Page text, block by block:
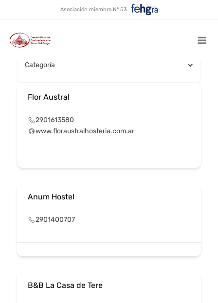
contenido
Asociación miembro N° 53
Etiqueta única
Buscar por nombre
Categoría
Flor Austral
2901613580
www.floraustralhosteria.com.ar
Anum Hostel
2901400707
B&B La Casa de Tere